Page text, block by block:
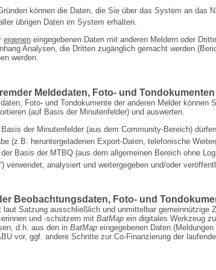
können die Daten, die Sie über das System an das
übrigen Daten im System erhalten.
eigenen eingegebenen Daten mit anderen Meldern oder
Analysen, die Dritten zugänglich gemacht werden
werden.
Meldedaten, Foto- und Tondokumenten
Foto- und Tondokumente der anderen Melder
(auf Basis der Minutenfelder) und auswerten.
der Minutenfelder (aus dem Community-Bereich)
(z.B. herunter­geladenen Export-Daten, telefonische
Basis der MTBQ (aus dem allgemeinen Bereich ohne
verwendet, analysiert und weitergegeben und/oder
Beobachtungsdaten, Foto- und
laut Satzung ausschließlich und unmittelbar
und -schützern mit BatMap ein digitales Werkzeug
d.h. aus den in BatMap eingegebenen Daten
vor, ggf. andere Schritte zur Co-Finanzierung der